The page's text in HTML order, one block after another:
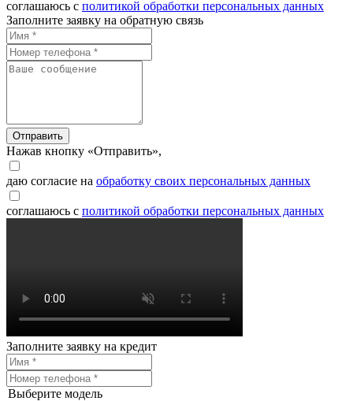
соглашаюсь с политикой обработки персональных данных
Заполните заявку на обратную связь
Отправить
Нажав кнопку «Отправить»,
даю согласие на обработку своих персональных данных
соглашаюсь с политикой обработки персональных данных
Заполните заявку на кредит
Выберите модель